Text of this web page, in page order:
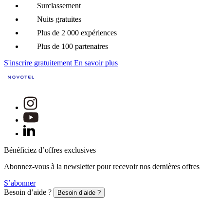
Surclassement
Nuits gratuites
Plus de 2 000 expériences
Plus de 100 partenaires
S'inscrire gratuitement En savoir plus
Bénéficiez d’offres exclusives
Abonnez-vous à la newsletter pour recevoir nos dernières offres
S’abonner
Besoin d’aide ?
Besoin d’aide ?